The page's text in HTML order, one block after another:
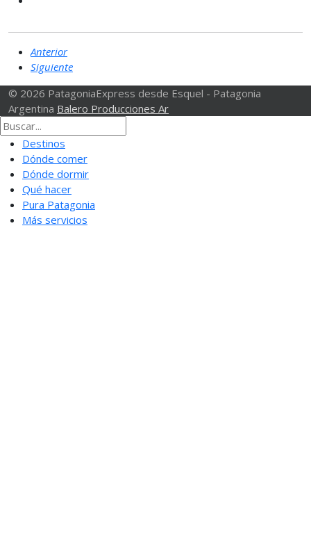
Anterior
Siguiente
© 2026 PatagoniaExpress desde Esquel - Patagonia
Argentina Balero Producciones Ar
Destinos
Dónde comer
Dónde dormir
Qué hacer
Pura Patagonia
Más servicios